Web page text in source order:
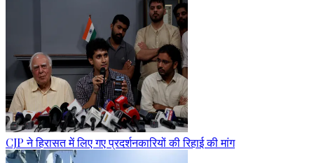
CJP ने हिरासत में लिए गए प्रदर्शनकारियों की रिहाई की मांग